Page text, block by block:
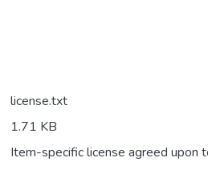
license.txt
1.71 KB
Item-specific license agreed upon